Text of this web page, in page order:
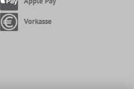
Vorkasse